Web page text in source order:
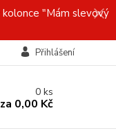
kolonce "Mám slevový
Přihlášení
0ks
za 0,00 Kč